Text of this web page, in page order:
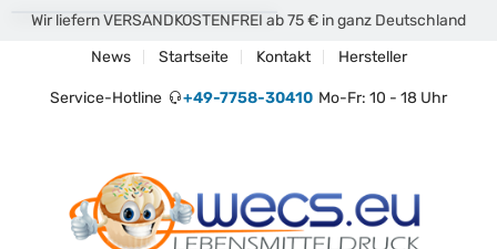
Wir liefern VERSANDKOSTENFREI ab 75 € in ganz Deutschland
News
Startseite Kontakt Hersteller
Service-Hotline +49-7758-30410 Mo-Fr: 10 - 18 Uhr